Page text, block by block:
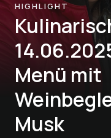
HIGHLIGHT
Menü mit
Musk